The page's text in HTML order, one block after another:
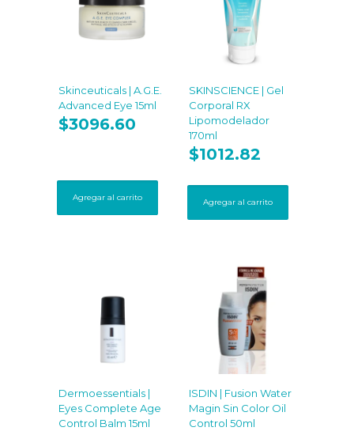
Skinceuticals | A.G.E.
Advanced Eye 15ml
$3096.60
Agregar al carrito
SKINSCIENCE | Gel
Corporal RX
Lipomodelador
170ml
$1012.82
Agregar al carrito
Dermoessentials |
Eyes Complete Age
Control Balm 15ml
ISDIN | Fusion Water
Magin Sin Color Oil
Control 50ml